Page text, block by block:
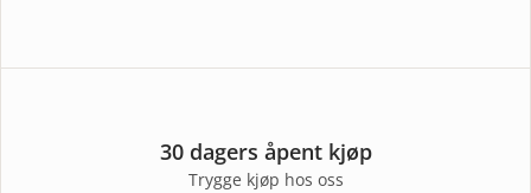
30 dagers åpent kjøp
Trygge kjøp hos oss